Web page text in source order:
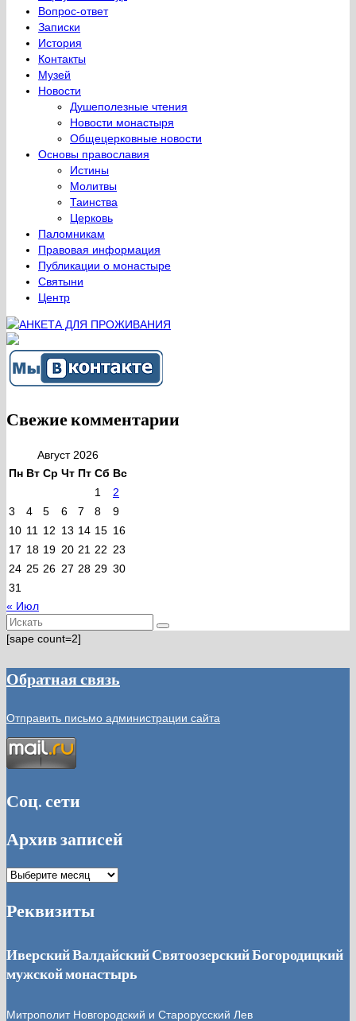
Вопрос-ответ
Записки
История
Контакты
Музей
Новости
Душеполезные чтения
Новости монастыря
Общецерковные новости
Основы православия
Истины
Молитвы
Таинства
Церковь
Паломникам
Правовая информация
Публикации о монастыре
Святыни
Центр
Свежие комментарии
Август 2026
Пн Вт Ср Чт Пт Сб Вс
1
2
3
4 5 6 7 8
9
10 11 12 13 14 15 16
17 18 19 20 21 22 23
24 25 26 27 28 29 30
31
« Июл
Искать:
[sape count=2]
Обратная связь
Отправить письмо администрации сайта
Соц. сети
Архив записей
Архив
Реквизиты
Иверский Валдайский Святоозерский Богородицкий
мужской монастырь
Митрополит Новгородский и Старорусский Лев